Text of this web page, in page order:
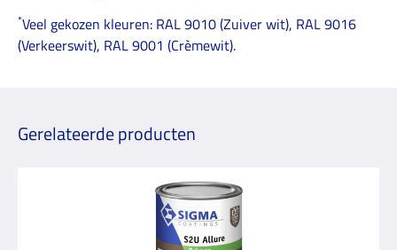
*Veel gekozen kleuren: RAL 9010 (Zuiver wit), RAL 9016
(Verkeerswit), RAL 9001 (Crèmewit).
Gerelateerde producten